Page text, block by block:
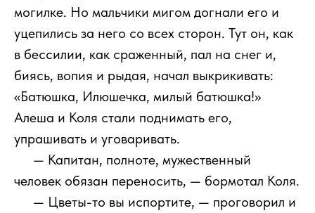
могилке. Но мальчики мигом догнали его и
уцепились за него со всех сторон. Тут он, как
в бессилии, как сраженный, пал на снег и,
биясь, вопия и рыдая, начал выкрикивать:
«Батюшка, Илюшечка, милый батюшка!»
Алеша и Коля стали поднимать его,
упрашивать и уговаривать.
— Капитан, полноте, мужественный
человек обязан переносить, — бормотал Коля.
— Цветы-то вы испортите, — проговорил и